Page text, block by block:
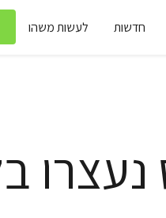
חדשות לעשות משהו